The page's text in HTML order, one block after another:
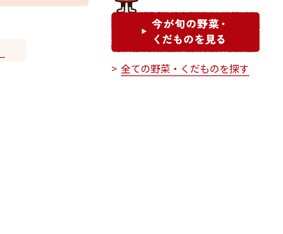
全ての野菜・くだものを探す